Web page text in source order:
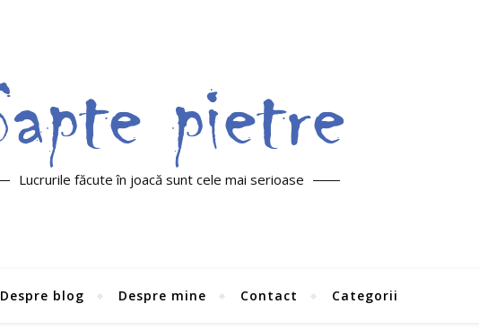
Lucrurile făcute în joacă sunt cele mai serioase
Despre blog Despre mine Contact Categorii